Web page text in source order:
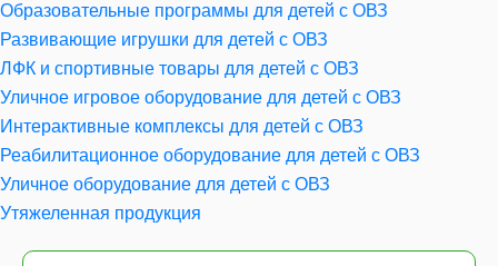
Образовательные программы для детей с ОВЗ
Развивающие игрушки для детей с ОВЗ
ЛФК и спортивные товары для детей с ОВЗ
Уличное игровое оборудование для детей с ОВЗ
Интерактивные комплексы для детей с ОВЗ
Реабилитационное оборудование для детей с ОВЗ
Уличное оборудование для детей с ОВЗ
Утяжеленная продукция